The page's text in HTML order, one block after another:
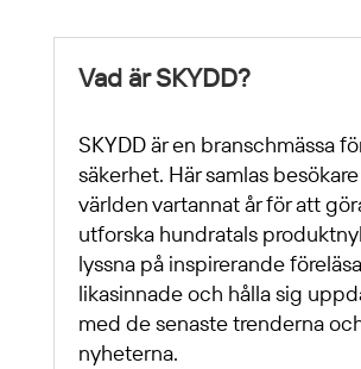
Vad är SKYDD?
SKYDD är en branschmässa
säkerhet. Här samlas
världen vartannat år för att
utforska hundratals
lyssna på inspirerande
likasinnade och hålla sig
med de senaste trenderna
nyheterna.